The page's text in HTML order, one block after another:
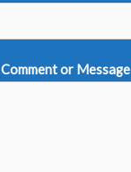
Comment or Message